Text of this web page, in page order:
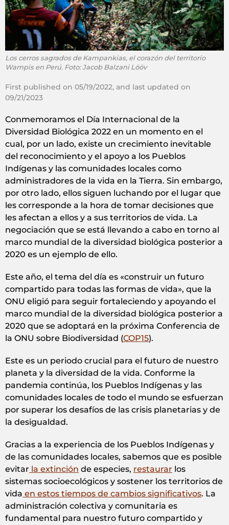
Los cerros sagrados de Kampankias, el corazón del territorio
Wampis en Perú. Foto: Jacob Balzani Lööv
First published on 05/19/2022, and last updated on
09/21/2023
Conmemoramos el Día Internacional de la
Diversidad Biológica 2022 en un momento en el
cual, por un lado, existe un crecimiento inevitable
del reconocimiento y el apoyo a los Pueblos
Indígenas y las comunidades locales como
administradores de la vida en la Tierra. Sin embargo,
por otro lado, ellos siguen luchando por el lugar que
les corresponde a la hora de tomar decisiones que
les afectan a ellos y a sus territorios de vida. La
negociación que se está llevando a cabo en torno al
marco mundial de la diversidad biológica posterior a
2020 es un ejemplo de ello.
Este año, el tema del día es «construir un futuro
compartido para todas las formas de vida», que la
ONU eligió para seguir fortaleciendo y apoyando el
marco mundial de la diversidad biológica posterior a
2020 que se adoptará en la próxima Conferencia de
la ONU sobre Biodiversidad (COP15).
Este es un periodo crucial para el futuro de nuestro
planeta y la diversidad de la vida. Conforme la
pandemia continúa, los Pueblos Indígenas y las
comunidades locales de todo el mundo se esfuerzan
por superar los desafíos de las crisis planetarias y de
la desigualdad.
Gracias a la experiencia de los Pueblos Indígenas y
de las comunidades locales, sabemos que es posible
evitar la extinción de especies, restaurar los
sistemas socioecológicos y sostener los territorios de
vida en estos tiempos de cambios significativos. La
administración colectiva y comunitaria es
fundamental para nuestro futuro compartido y